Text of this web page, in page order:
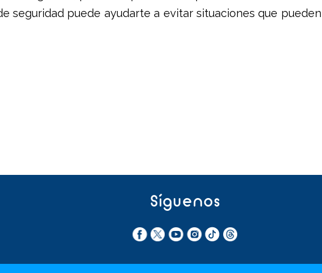
seguridad puede ayudarte a evitar situaciones que pueden
Síguenos